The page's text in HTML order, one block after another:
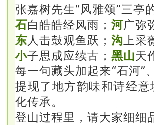
张嘉树先生“风雅颂”三亭
石白皓皓经风雨； 河广弥
东人击鼓观鱼跃； 沟上采
小子思成应续古； 黑山天
每一句藏头加起来“石河”
提现了地方韵味和诗经
化传承。
登山过程里，请大家细细